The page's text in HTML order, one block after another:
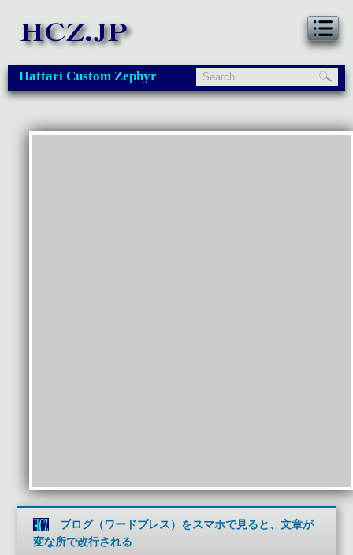
Hattari Custom Zephyr
ブログ（ワードプレス）をスマホで見ると、文章が
変な所で改行される